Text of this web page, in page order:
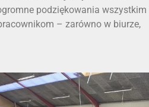
podziękowania wszystkim
– zarówno w biurze,